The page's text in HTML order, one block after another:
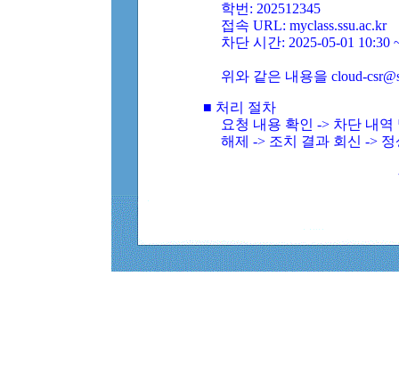
학번: 202512345
접속 URL: myclass.ssu.ac.kr
차단 시간: 2025-05-01 10:30
위와 같은 내용을 cloud-
■ 처리 절차
요청 내용 확인 -> 차단 내
해제 -> 조치 결과 회신 ->